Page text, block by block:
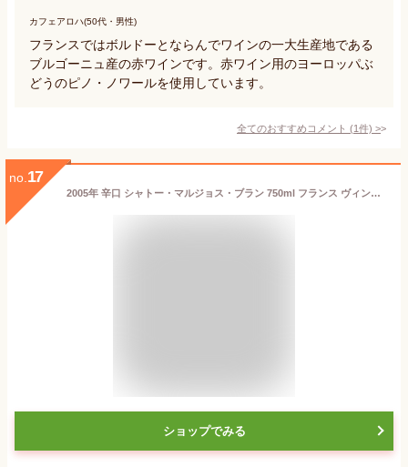
カフェアロハ(50代・男性)
フランスではボルドーとならんでワインの一大生産地である
ブルゴーニュ産の赤ワインです。赤ワイン用のヨーロッパぶ
どうのピノ・ノワールを使用しています。
全てのおすすめコメント (1件) >
no. 17
2005年 辛口 シャトー・マルジョス・ブラン 750ml フランス ヴィンテージ ワイン 白ワイン [2005] 平成17年 お誕生日 結婚式 結婚記念日 プレゼント ギフト 対応可能 誕生年 生まれ年 wine
ショップでみる